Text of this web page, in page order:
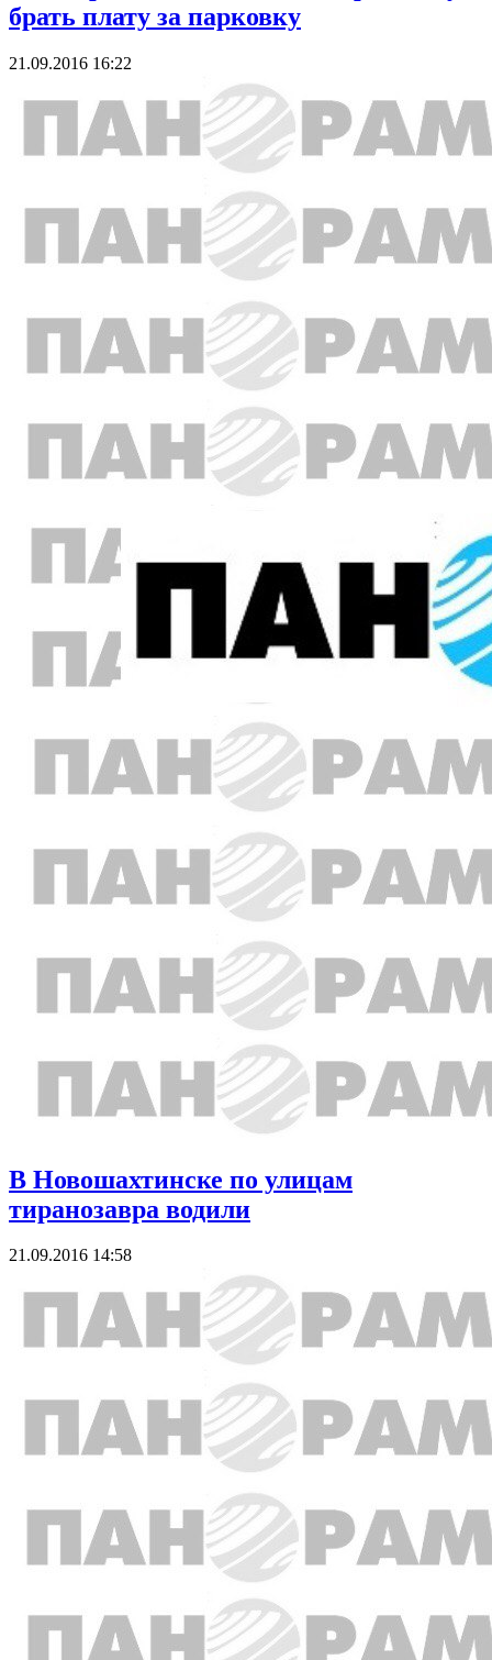
брать плату за парковку
21.09.2016 16:22
В Новошахтинске по улицам
тиранозавра водили
21.09.2016 14:58